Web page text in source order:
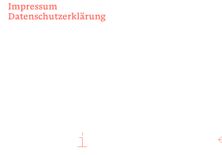
Impressum
Datenschutzerklärung